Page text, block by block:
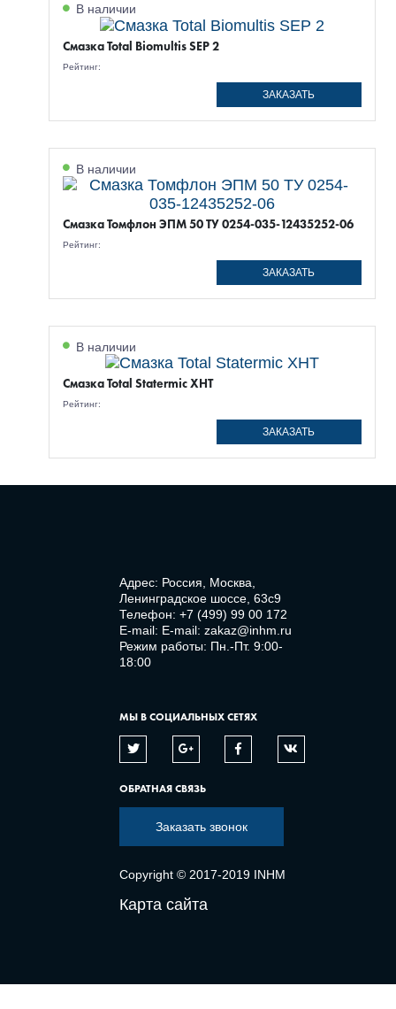
В наличии
Смазка Total Biomultis SEP 2
Рейтинг:
ЗАКАЗАТЬ
В наличии
Смазка Томфлон ЭПМ 50 ТУ 0254-035-12435252-06
Рейтинг:
ЗАКАЗАТЬ
В наличии
Смазка Total Statermic XHT
Рейтинг:
ЗАКАЗАТЬ
Адрес: Россия, Москва,
Ленинградское шоссе, 63с9
Телефон: +7 (499) 99 00 172
E-mail: E-mail: zakaz@inhm.ru
Режим работы: Пн.-Пт. 9:00-
18:00
МЫ В СОЦИАЛЬНЫХ СЕТЯХ
ОБРАТНАЯ СВЯЗЬ
Заказать звонок
Copyright © 2017-2019 INHM
Карта сайта